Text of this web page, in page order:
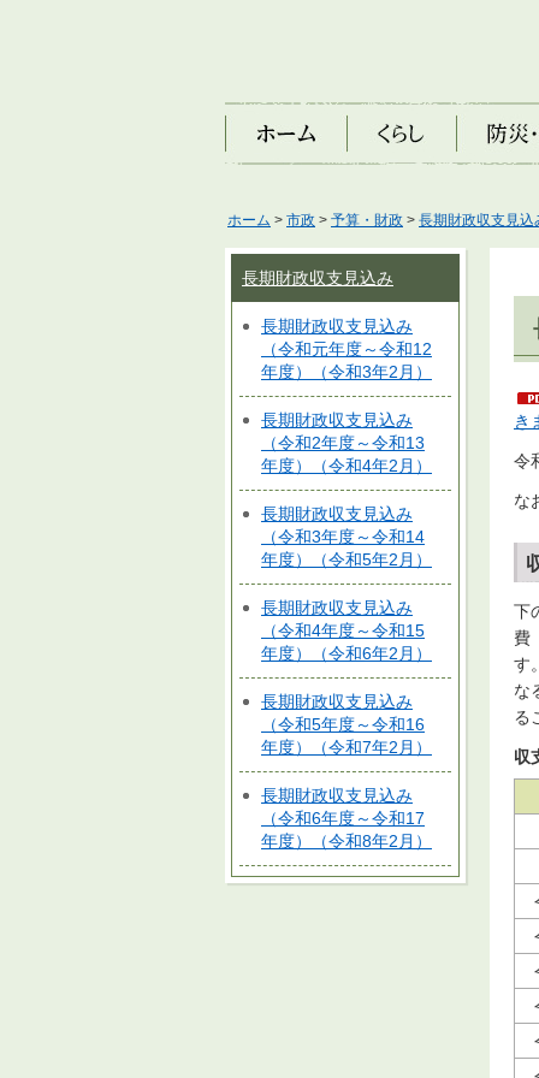
ホーム くらし 防災・安全
ホーム > 市政 > 予算・財政 > 長期財政収支見込
長期財政収支見込み
長期財政収支見込み
（令和元年度～令和12
年度）（令和3年2月）
長期財政収支見込み
（令和2年度～令和13
年度）（令和4年2月）
長期財政収支見込み
（令和3年度～令和14
年度）（令和5年2月）
長期財政収支見込み
（令和4年度～令和15
年度）（令和6年2月）
長期財政収支見込み
（令和5年度～令和16
年度）（令和7年2月）
長期財政収支見込み
（令和6年度～令和17
年度）（令和8年2月）
き
令
な
下
費
す
な
る
収